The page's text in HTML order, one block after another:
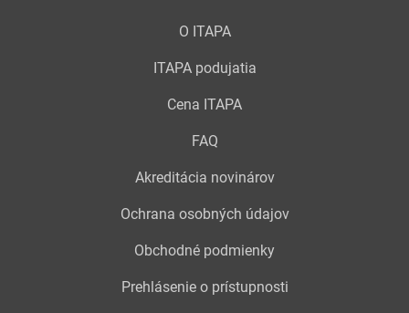
O ITAPA
ITAPA podujatia
Cena ITAPA
FAQ
Akreditácia novinárov
Ochrana osobných údajov
Obchodné podmienky
Prehlásenie o prístupnosti